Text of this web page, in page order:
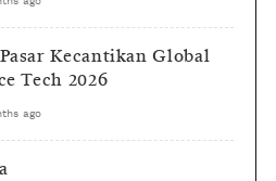
Kecantikan Global
Tech 2026
ago